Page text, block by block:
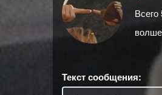
Всего
Текст сообщения: